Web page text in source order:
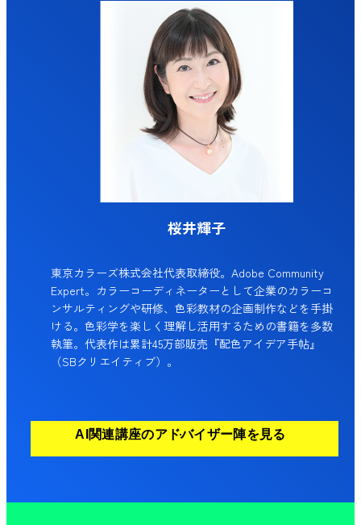
桜井輝子
東京カラーズ株式会社代表取締役。Adobe Community
Expert。カラーコーディネーターとして企業のカラーコ
ンサルティングや研修、色彩教材の企画制作などを手掛
ける。色彩学を楽しく理解し活用するための書籍を多数
執筆。代表作は累計45万部販売『配色アイデア手帖』
（SBクリエイティブ）。
AI関連講座のアドバイザー陣を見る